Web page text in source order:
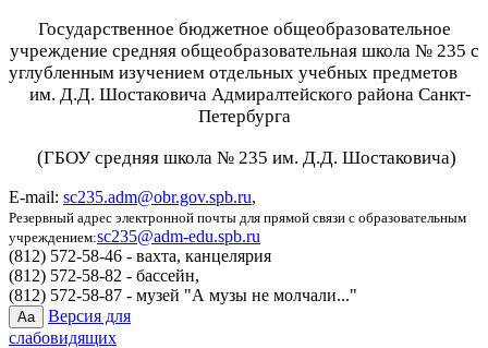
Государственное бюджетное общеобразовательное
учреждение средняя общеобразовательная школа № 235 с
углубленным изучением отдельных учебных предметов
им. Д.Д. Шостаковича Адмиралтейского района Санкт-
Петербурга
(ГБОУ средняя школа № 235 им. Д.Д. Шостаковича)
E-mail: sc235.adm@obr.gov.spb.ru,
Резервный адрес электронной почты для прямой связи с образовательным
учреждением:sc235@adm-edu.spb.ru
(812) 572-58-46 - вахта, канцелярия
(812) 572-58-82 - бассейн,
(812) 572-58-87 - музей "А музы не молчали..."
Aa
Версия для
слабовидящих